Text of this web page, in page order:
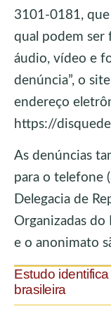
3101-0181,
qual podem ser
áudio, vídeo e
denúncia”, o
endereço
https://
As denúncias
para o telefone
Delegacia de
Organizadas do
e o anonimato
Estudo
brasileira